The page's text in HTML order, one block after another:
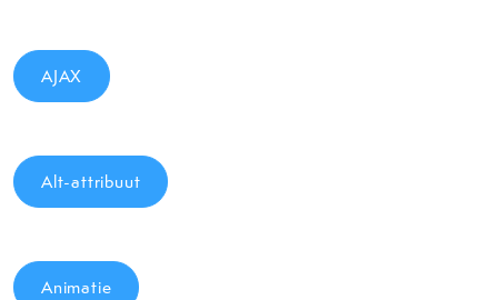
AJAX
Alt-attribuut
Animatie